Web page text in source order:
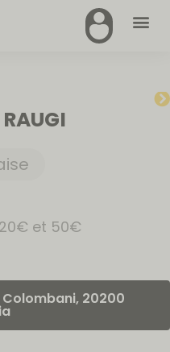
et 50€
Colombani, 20200